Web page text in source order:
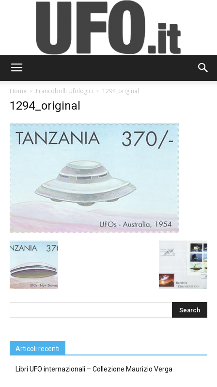
Home Francobolli Ufologici 1294_original
1294_original
Articoli recenti
Libri UFO internazionali – Collezione Maurizio Verga